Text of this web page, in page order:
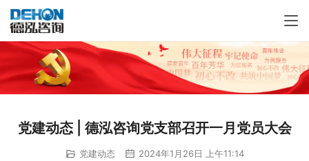
党建动态 | 德泓咨询党支部召开一月党员大会
党建动态 2024年1月26日 上午11:14